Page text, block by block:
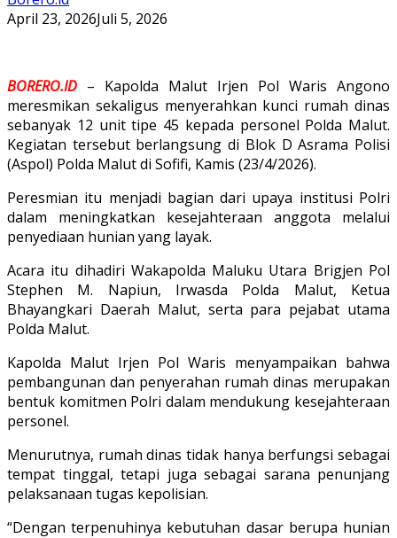
April 23, 2026Juli 5, 2026
BORERO.ID – Kapolda Malut Irjen Pol Waris Angono
meresmikan sekaligus menyerahkan kunci rumah dinas
sebanyak 12 unit tipe 45 kepada personel Polda Malut.
Kegiatan tersebut berlangsung di Blok D Asrama Polisi
(Aspol) Polda Malut di Sofifi, Kamis (23/4/2026).
Peresmian itu menjadi bagian dari upaya institusi Polri
dalam meningkatkan kesejahteraan anggota melalui
penyediaan hunian yang layak.
Acara itu dihadiri Wakapolda Maluku Utara Brigjen Pol
Stephen M. Napiun, Irwasda Polda Malut, Ketua
Bhayangkari Daerah Malut, serta para pejabat utama
Polda Malut.
Kapolda Malut Irjen Pol Waris menyampaikan bahwa
pembangunan dan penyerahan rumah dinas merupakan
bentuk komitmen Polri dalam mendukung kesejahteraan
personel.
Menurutnya, rumah dinas tidak hanya berfungsi sebagai
tempat tinggal, tetapi juga sebagai sarana penunjang
pelaksanaan tugas kepolisian.
“Dengan terpenuhinya kebutuhan dasar berupa hunian